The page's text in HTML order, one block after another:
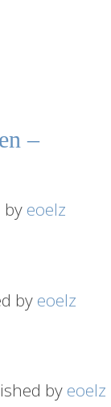
–
by eoelz
by eoelz
by eoelz